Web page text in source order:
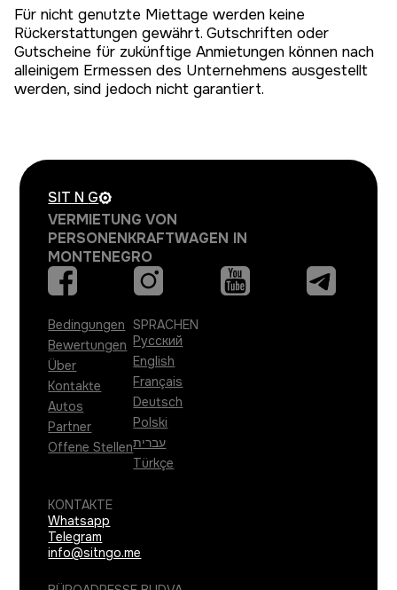
Für nicht genutzte Miettage werden keine
Rückerstattungen gewährt. Gutschriften oder
Gutscheine für zukünftige Anmietungen können nach
alleinigem Ermessen des Unternehmens ausgestellt
werden, sind jedoch nicht garantiert.
SIT N G
VERMIETUNG VON
PERSONENKRAFTWAGEN IN
MONTENEGRO
Bedingungen
Bewertungen
Über
Kontakte
Autos
Partner
Offene Stellen
SPRACHEN
Русский
English
Français
Deutsch
Polski
עברית
Türkçe
KONTAKTE
Whatsapp
Telegram
info@sitngo.me